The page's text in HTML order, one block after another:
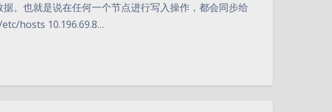
。也就是说在任何一个节点进行写入操作，都会同步给
hosts 10.196.69.8…